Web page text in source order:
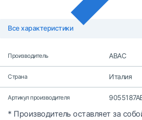
Все характеристики
Производитель ABAC
Страна Италия
Артикул производителя
* Производитель оставляет за